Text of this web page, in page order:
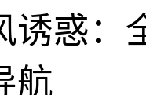
诱惑：
航